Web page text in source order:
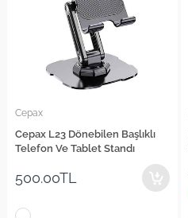
Cepax
Cepax L23 Dönebilen Başlıklı
Telefon Ve Tablet Standı
500.00TL